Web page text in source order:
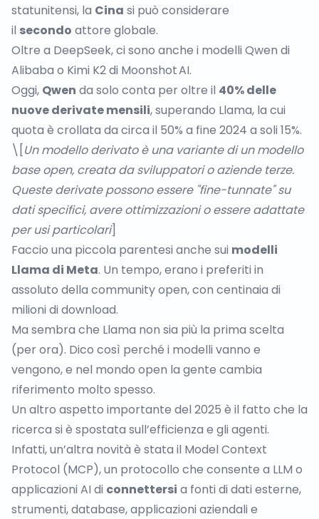
statunitensi, la Cina si può considerare
il secondo attore globale.
Oltre a DeepSeek, ci sono anche i modelli Qwen di
Alibaba o Kimi K2di Moonshot AI.
Oggi, Qwen da solo conta per oltre il 40% delle
nuove derivate mensili, superando Llama, la cui
quota è crollata da circa il 50% a fine 2024 a soli 15%.
\[Un modello derivato è una variante di un modello
base open, creata da sviluppatori o aziende terze.
Queste derivate possono essere "fine-tunnate" su
dati specifici, avere ottimizzazioni o essere adattate
per usi particolari]
Faccio una piccola parentesi anche sui modelli
Llama di Meta. Un tempo, erano i preferiti in
assoluto della community open, con centinaia di
milioni di download.
Ma sembra che Llama non sia più la prima scelta
(per ora). Dico così perché i modelli vanno e
vengono, e nel mondo open la gente cambia
riferimento molto spesso.
Un altro aspetto importante del 2025 è il fatto che la
ricerca si è spostata sull’efficienza e gli agenti.
Infatti, un’altra novità è stata il Model Context
Protocol (MCP), un protocollo che consente a LLM o
applicazioni AI di connettersi a fonti di dati esterne,
strumenti, database, applicazioni aziendali e